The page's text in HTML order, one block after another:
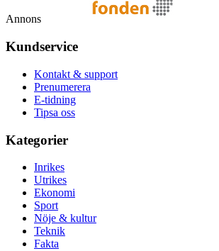
Annons
Kundservice
Kontakt & support
Prenumerera
E-tidning
Tipsa oss
Kategorier
Inrikes
Utrikes
Ekonomi
Sport
Nöje & kultur
Teknik
Fakta